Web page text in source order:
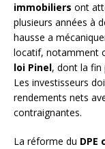
immobiliers ont
plusieurs années à
hausse a
locatif, notamment
loi Pinel, dont la fin
Les investisseurs
rendements nets
contraignantes.
La réforme du